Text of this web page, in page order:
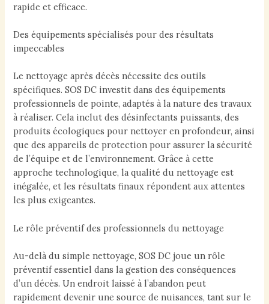
rapide et efficace.
Des équipements spécialisés pour des résultats
impeccables
Le nettoyage après décès nécessite des outils
spécifiques. SOS DC investit dans des équipements
professionnels de pointe, adaptés à la nature des travaux
à réaliser. Cela inclut des désinfectants puissants, des
produits écologiques pour nettoyer en profondeur, ainsi
que des appareils de protection pour assurer la sécurité
de l’équipe et de l’environnement. Grâce à cette
approche technologique, la qualité du nettoyage est
inégalée, et les résultats finaux répondent aux attentes
les plus exigeantes.
Le rôle préventif des professionnels du nettoyage
Au-delà du simple nettoyage, SOS DC joue un rôle
préventif essentiel dans la gestion des conséquences
d’un décès. Un endroit laissé à l’abandon peut
rapidement devenir une source de nuisances, tant sur le